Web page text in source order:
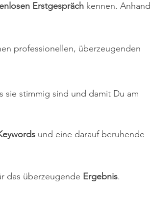
Erstgesprächkennen. Anhand
professionellen, überzeugenden
sie stimmig sind und damit Du am
und eine darauf beruhende
das überzeugende Ergebnis.